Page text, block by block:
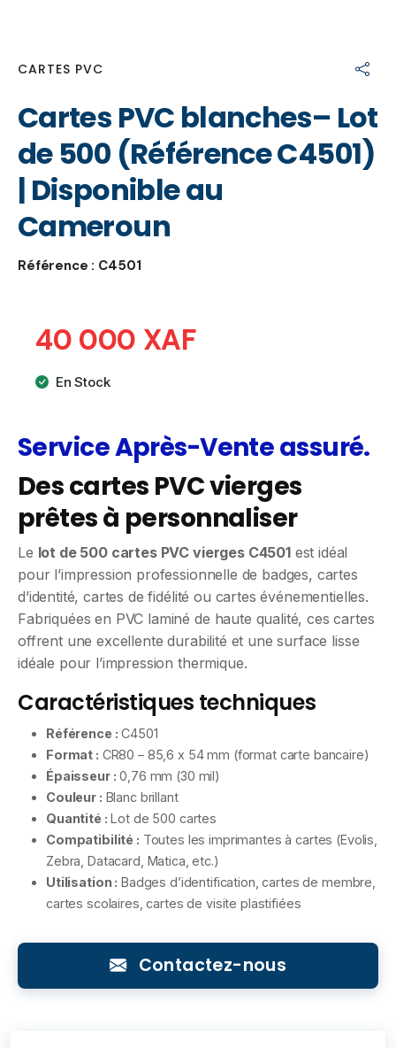
CARTES PVC
Cartes PVC blanches– Lot
de 500 (Référence C4501)
| Disponible au
Cameroun
Référence : C4501
40 000 XAF
En Stock
Service Après-Vente assuré.
Des cartes PVC vierges
prêtes à personnaliser
Le lot de 500 cartes PVC vierges C4501est idéal
pour l’impression professionnelle de badges, cartes
d’identité, cartes de fidélité ou cartes événementielles.
Fabriquées en PVC laminé de haute qualité, ces cartes
offrent une excellente durabilité et une surface lisse
idéale pour l’impression thermique.
Caractéristiques techniques
Référence : C4501
Format : CR80 – 85,6 x 54 mm (format carte bancaire)
Épaisseur : 0,76 mm (30 mil)
Couleur : Blanc brillant
Quantité : Lot de 500 cartes
Compatibilité : Toutes les imprimantes à cartes (Evolis,
Zebra, Datacard, Matica, etc.)
Utilisation : Badges d’identification, cartes de membre,
cartes scolaires, cartes de visite plastifiées
Contactez-nous